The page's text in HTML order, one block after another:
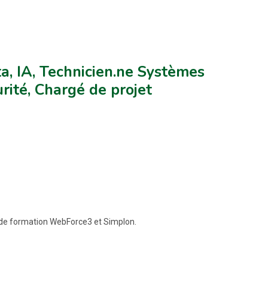
IA, Technicien.ne Systèmes
Chargé de projet
formation WebForce3 et Simplon.